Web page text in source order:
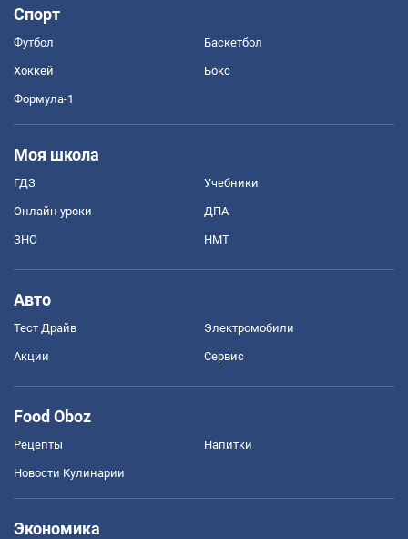
Спорт
Футбол Баскетбол
Хоккей Бокс
Формула-1
Моя школа
ГДЗ Учебники
Онлайн уроки ДПА
ЗНО НМТ
Авто
Тест Драйв Электромобили
Акции Сервис
Food Oboz
Рецепты Напитки
Новости Кулинарии
Экономика